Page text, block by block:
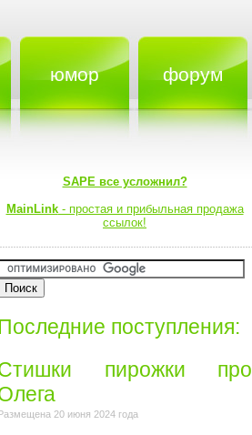
юмор форум
SAPE все усложнил?
MainLink- простая и прибыльная продажа
ссылок!
поступления:
пирожки про
20 июня 2024 года